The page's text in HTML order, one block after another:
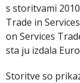
s storitvami
Trade in
on Services
sta ju izdala
Storitve so